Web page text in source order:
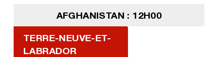
AFGHANISTAN : 12H00
TERRE-NEUVE-ET-
LABRADOR